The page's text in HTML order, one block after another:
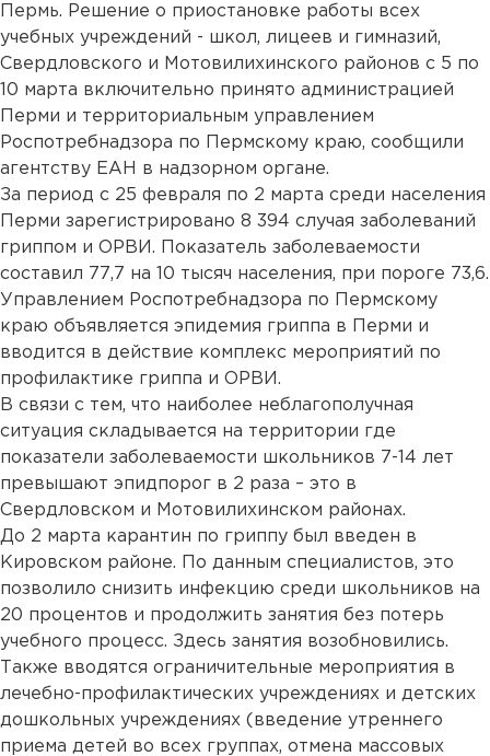
Пермь. Решение о приостановке работы всех
учебных учреждений - школ, лицеев и гимназий,
Свердловского и Мотовилихинского районов с 5 по
10 марта включительно принято администрацией
Перми и территориальным управлением
Роспотребнадзора по Пермскому краю, сообщили
агентству ЕАН в надзорном органе.
За период с 25 февраля по 2 марта среди населения
Перми зарегистрировано 8 394 случая заболеваний
гриппом и ОРВИ. Показатель заболеваемости
составил 77,7 на 10 тысяч населения, при пороге 73,6.
Управлением Роспотребнадзора по Пермскому
краю объявляется эпидемия гриппа в Перми и
вводится в действие комплекс мероприятий по
профилактике гриппа и ОРВИ.
В связи с тем, что наиболее неблагополучная
ситуация складывается на территории где
показатели заболеваемости школьников 7-14 лет
превышают эпидпорог в 2 раза – это в
Свердловском и Мотовилихинском районах.
До 2 марта карантин по гриппу был введен в
Кировском районе. По данным специалистов, это
позволило снизить инфекцию среди школьников на
20 процентов и продолжить занятия без потерь
учебного процесс. Здесь занятия возобновились.
Также вводятся ограничительные мероприятия в
лечебно-профилактических учреждениях и детских
дошкольных учреждениях (введение утреннего
приема детей во всех группах, отмена массовых